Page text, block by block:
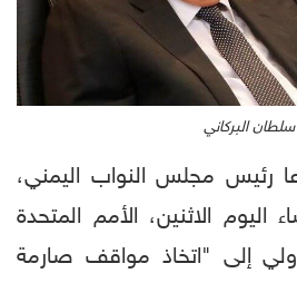
سلطان البركاني
رئيس مجلس النواب اليمني،
اليوم الاثنين، الأمم المتحدة
إلى "اتخاذ مواقف صارمة